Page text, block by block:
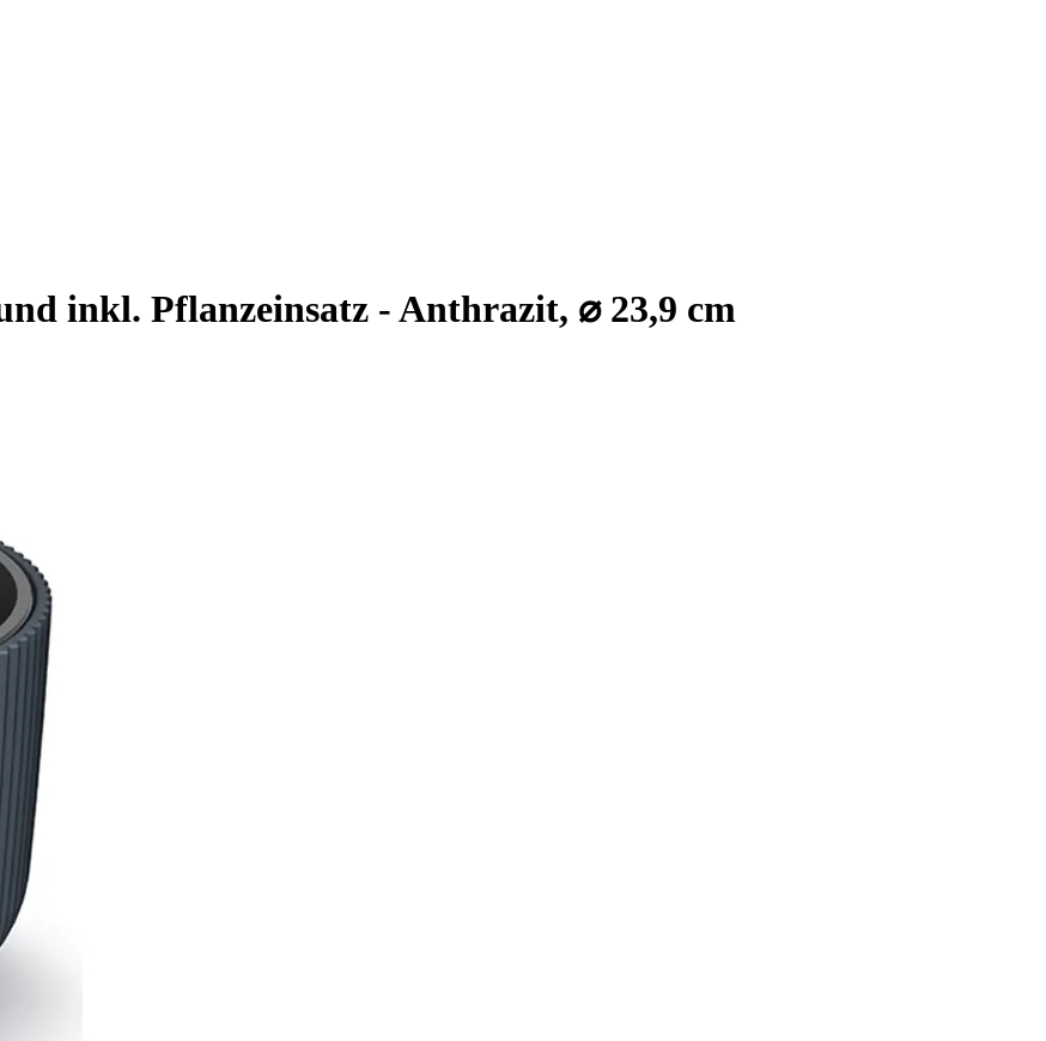
inkl. Pflanzeinsatz - Anthrazit, ⌀ 23,9 cm